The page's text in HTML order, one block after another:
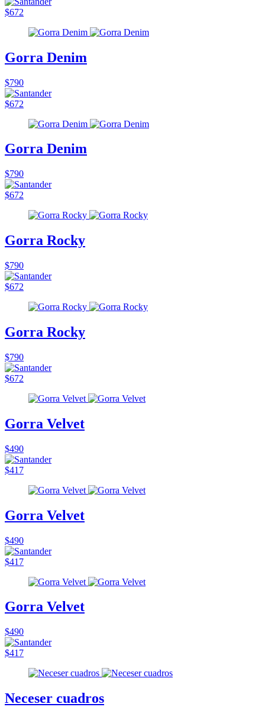
$672
Gorra Denim
$790
$672
Gorra Denim
$790
$672
Gorra Rocky
$790
$672
Gorra Rocky
$790
$672
Gorra Velvet
$490
$417
Gorra Velvet
$490
$417
Gorra Velvet
$490
$417
Neceser cuadros